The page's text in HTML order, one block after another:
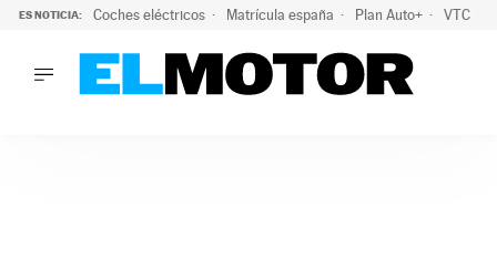
ES NOTICIA: Coches eléctricos Matrícula españa Plan Auto+ VTC